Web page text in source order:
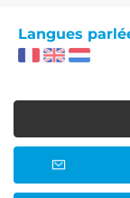
Langues